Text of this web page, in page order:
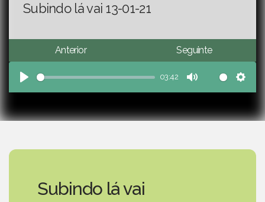
Subindo lá vai 13-01-21
Anterior Seguinte
Play
03:42
Mute
Subindo lá vai